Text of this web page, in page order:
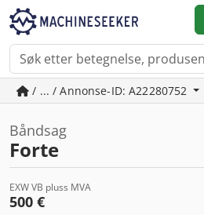
/ ... / Annonse-ID: A22280752
Båndsag
Forte
EXW VB pluss MVA
500 €